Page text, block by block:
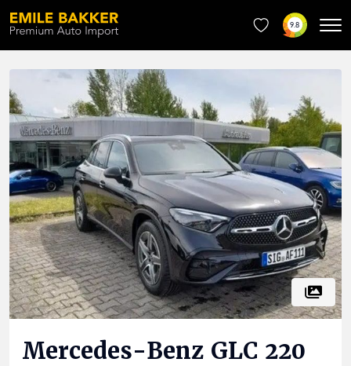
9.8
Mercedes-Benz GLC 220